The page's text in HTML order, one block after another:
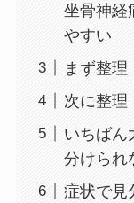
坐骨神経
やすい
まず整理
次に整理
いちばん
分けられ
症状で見